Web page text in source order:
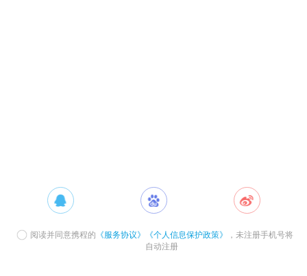
阅读并同意携程的 《服务协议》 《个人信息保护政策》
，未注册手机号将
自动注册